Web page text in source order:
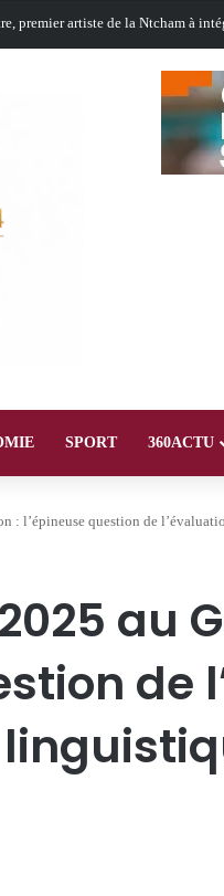
SPORT 360ACTU
: l’épineuse question de
au
de